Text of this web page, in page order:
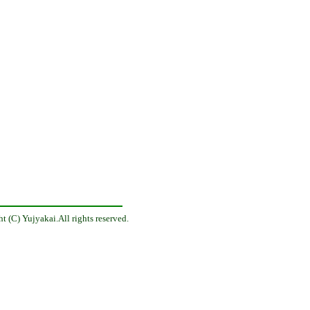
(C) Yujyakai.All rights reserved.